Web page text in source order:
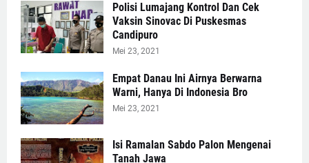
Polisi Lumajang Kontrol Dan Cek
Vaksin Sinovac Di Puskesmas
Candipuro
Mei 23, 2021
Empat Danau Ini Airnya Berwarna
Warni, Hanya Di Indonesia Bro
Mei 23, 2021
Isi Ramalan Sabdo Palon Mengenai
Tanah Jawa